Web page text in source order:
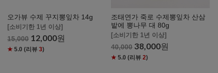
오가뷰 수제 꾸지뽕잎차 14g
[소비기한 1년 이상]
15,000 12,000원
★ 5.0 (리뷰 3)
조태연가 죽로 수제뽕잎차 산삼
밭에 뽕나무 대 80g
[소비기한 1년 이상]
40,000 38,000원
★ 5.0 (리뷰2)